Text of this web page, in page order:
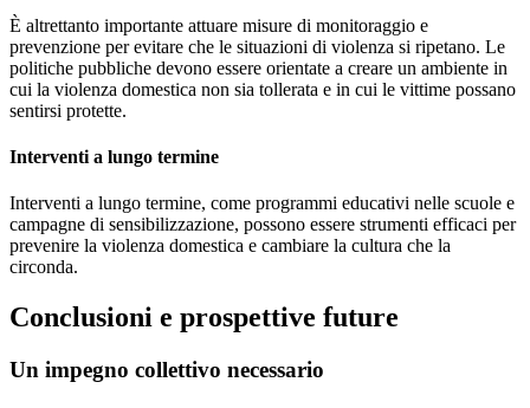
È altrettanto importante attuare misure di monitoraggio e
prevenzione per evitare che le situazioni di violenza si ripetano. Le
politiche pubbliche devono essere orientate a creare un ambiente in
cui la violenza domestica non sia tollerata e in cui le vittime possano
sentirsi protette.
Interventi a lungo termine
Interventi a lungo termine, come programmi educativi nelle scuole e
campagne di sensibilizzazione, possono essere strumenti efficaci per
prevenire la violenza domestica e cambiare la cultura che la
circonda.
Conclusioni e prospettive future
Un impegno collettivo necessario